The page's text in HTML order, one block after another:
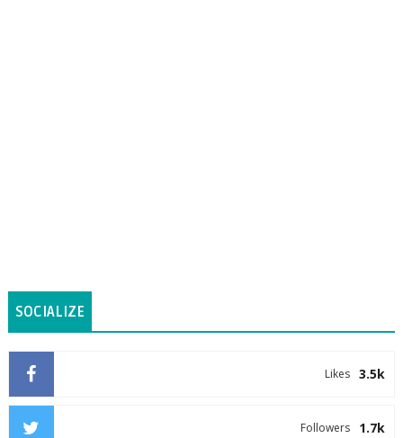
SOCIALIZE
3.5k
Likes
1.7k
Followers